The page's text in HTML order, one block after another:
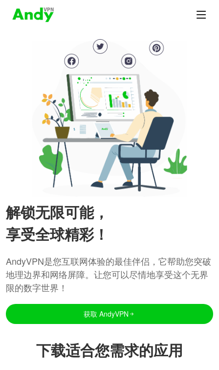
解锁无限可能，
享受全球精彩！
AndyVPN是您互联网体验的最佳伴侣，它帮助您突破
地理边界和网络屏障。让您可以尽情地享受这个无界
限的数字世界！
获取 AndyVPN
下载适合您需求的应用